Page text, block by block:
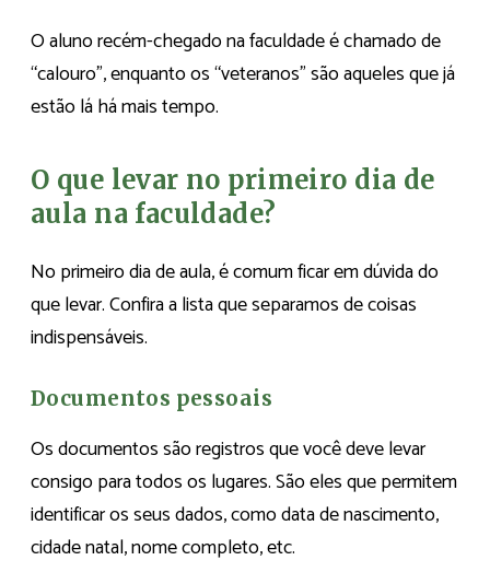
O aluno recém-chegado na faculdade é chamado de
“calouro”, enquanto os “veteranos” são aqueles que já
estão lá há mais tempo.
O que levar no primeiro dia de
aula na faculdade?
No primeiro dia de aula, é comum ficar em dúvida do
que levar. Confira a lista que separamos de coisas
indispensáveis.
Documentos pessoais
Os documentos são registros que você deve levar
consigo para todos os lugares. São eles que permitem
identificar os seus dados, como data de nascimento,
cidade natal, nome completo, etc.